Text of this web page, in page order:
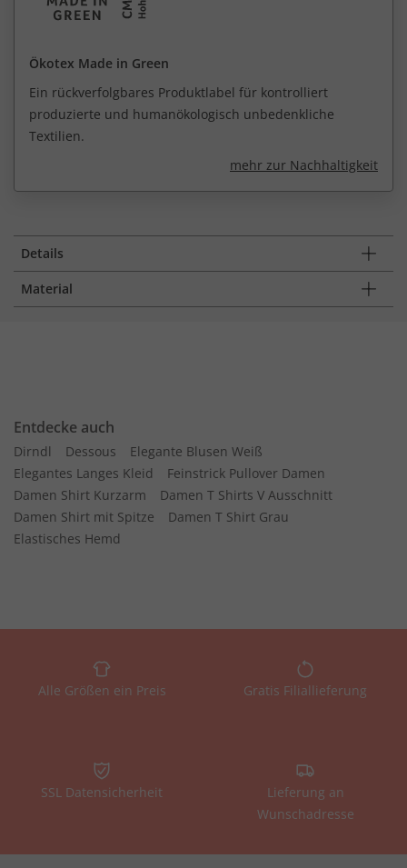
Ökotex Made in Green
Ein rückverfolgbares Produktlabel für kontrolliert
produzierte und humanökologisch unbedenkliche
Textilien.
mehr zur Nachhaltigkeit
Details
Material
Entdecke auch
Dirndl Dessous
Elegante Blusen Weiß
Elegantes Langes Kleid
Feinstrick Pullover Damen
Damen Shirt Kurzarm
Damen T Shirts V Ausschnitt
Damen Shirt mit Spitze
Damen T Shirt Grau
Elastisches Hemd
Alle Größen ein Preis Gratis Filiallieferung
SSL Datensicherheit
Lieferung an
Wunschadresse